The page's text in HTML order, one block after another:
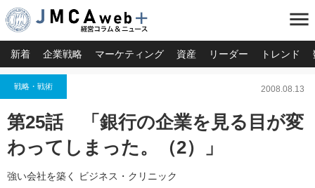
menu
新着 企業戦略 マーケティング 資産 リーダー トレンド
戦略・戦術 2008.08.13
第25話 「銀行の企業を見る目が変
わってしまった。（2）」
強い会社を築く ビジネス・クリニック